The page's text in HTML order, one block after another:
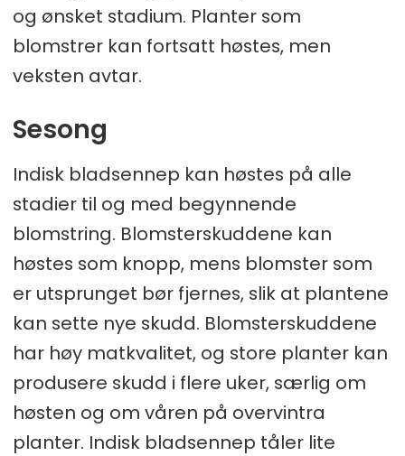
og ønsket stadium. Planter som
blomstrer kan fortsatt høstes, men
veksten avtar.
Sesong
Indisk bladsennep kan høstes på alle
stadier til og med begynnende
blomstring. Blomsterskuddene kan
høstes som knopp, mens blomster som
er utsprunget bør fjernes, slik at plantene
kan sette nye skudd. Blomsterskuddene
har høy matkvalitet, og store planter kan
produsere skudd i flere uker, særlig om
høsten og om våren på overvintra
planter. Indisk bladsennep tåler lite